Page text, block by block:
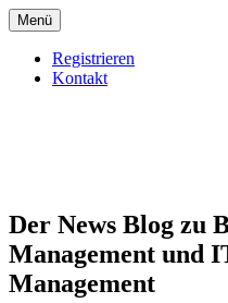
Menü
Registrieren
Kontakt
Der News Blog zu
Management und
Management